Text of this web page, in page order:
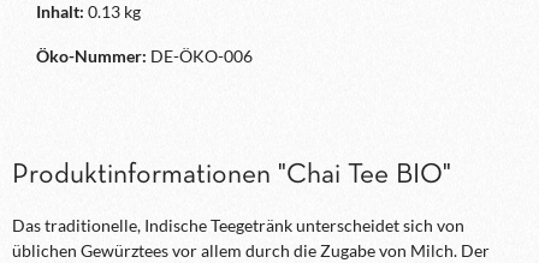
Inhalt: 0.13 kg
Öko-Nummer: DE-ÖKO-006
Produktinformationen "Chai Tee BIO"
Das traditionelle, Indische Teegetränk unterscheidet sich von
üblichen Gewürztees vor allem durch die Zugabe von Milch. Der